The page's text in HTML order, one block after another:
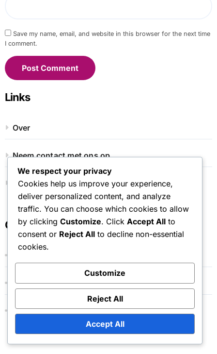
Save my name, email, and website in this browser for the next time
I comment.
Links
Over
Neem contact met ons op
Alle berichten
Categorieën
Giftcode inwisselprocessen
Procedures voor het aanvragen van Marketplace-
We respect your privacy
Cookies help us improve your experience,
deliver personalized content, and analyze
traffic. You can choose which cookies to allow
by clicking Customize. Click Accept All to
consent or Reject All to decline non-essential
cookies.
Customize
Reject All
Accept All